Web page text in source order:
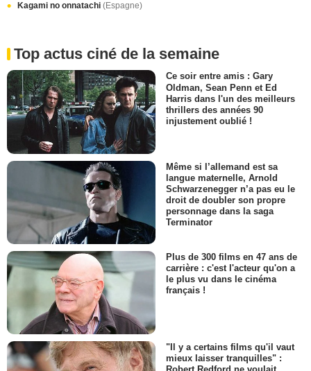
Kagami no onnatachi (Espagne)
Top actus ciné de la semaine
Ce soir entre amis : Gary
Oldman, Sean Penn et Ed
Harris dans l'un des meilleurs
thrillers des années 90
injustement oublié !
Même si l’allemand est sa
langue maternelle, Arnold
Schwarzenegger n’a pas eu le
droit de doubler son propre
personnage dans la saga
Terminator
Plus de 300 films en 47 ans de
carrière : c'est l'acteur qu'on a
le plus vu dans le cinéma
français !
"Il y a certains films qu'il vaut
mieux laisser tranquilles" :